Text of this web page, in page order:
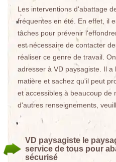
Les interventions d'abattage
fréquentes en été. En effet, il
tâches pour prévenir
est nécessaire de contacter
réaliser ce genre de travail.
adresser à VD paysagiste. Il
matière et sachez qu'il peut
et accessibles à beaucoup de
d'autres renseignements,
VD paysagiste le
service de tous pour
sécurisé